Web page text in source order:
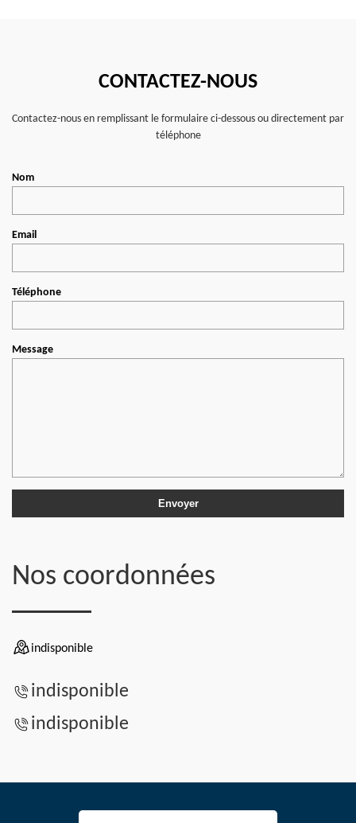
CONTACTEZ-NOUS
Contactez-nous en remplissant le formulaire ci-dessous ou directement par
téléphone
Nom
Email
Téléphone
Message
Nos coordonnées
indisponible
indisponible
indisponible